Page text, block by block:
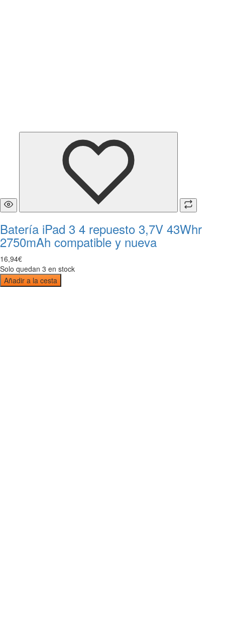
Batería iPad 3 4 repuesto 3,7V 43Whr
2750mAh compatible y nueva
16,94€
Solo quedan 3 en stock
Añadir a la cesta